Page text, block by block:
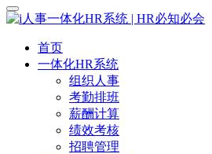
首页
一体化HR系统
组织人事
考勤排班
薪酬计算
绩效考核
招聘管理